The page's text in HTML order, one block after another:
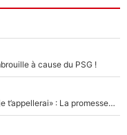
à cause du PSG !
Mercato - OM - «Dès que je prends un club, je t’appellerai» : La promesse de Marcelino au moment de claquer la porte